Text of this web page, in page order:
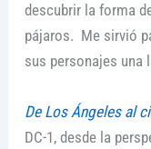
descubrir la forma
pájaros. Me sirvió
sus personajes una
De Los Ángeles al
DC-1, desde la